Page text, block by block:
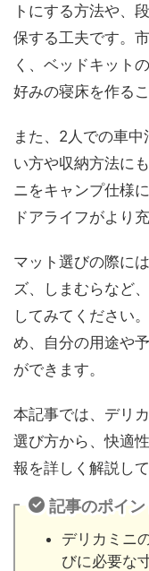
トにする方法や、
保する工夫です。
く、ベッドキット
好みの寝床を作る
また、2人での車
い方や収納方法に
ニをキャンプ仕様
ドアライフがより
マット選びの際に
ズ、しまむらなど
してみてください
め、自分の用途や
ができます。
本記事では、デリ
選び方から、快適
報を詳しく解説して
記事のポイン
デリカミニ
びに必要な